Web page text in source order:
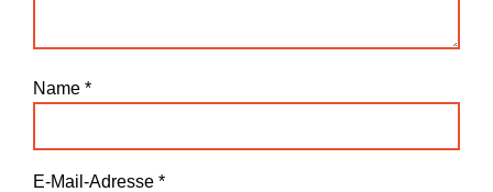
Name *
E-Mail-Adresse *